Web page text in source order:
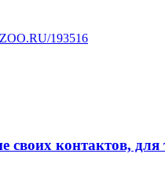
193516
контактов, для